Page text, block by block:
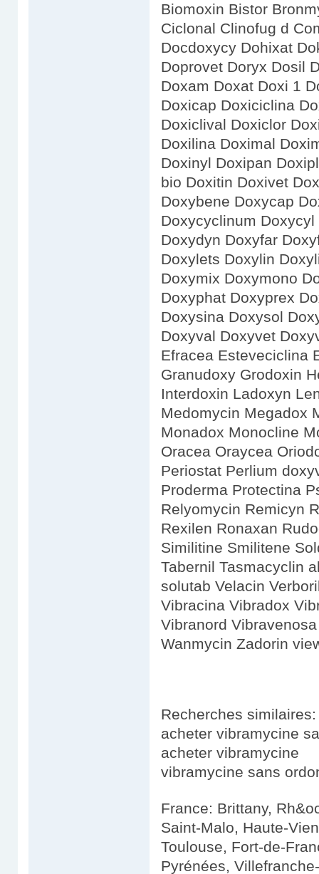
Biomoxin Bistor
Ciclonal Clinofug d
Docdoxycy Dohixat
Doprovet Doryx Dosil
Doxam Doxat Doxi 1
Doxicap Doxiciclina
Doxiclival Doxiclor
Doxilina Doximal
Doxinyl Doxipan
bio Doxitin Doxivet
Doxybene Doxycap
Doxycyclinum
Doxydyn Doxyfar
Doxylets Doxylin
Doxymix Doxymono
Doxyphat Doxyprex
Doxysina Doxysol
Doxyval Doxyvet
Efracea Esteveciclina
Granudoxy Grodoxin
Interdoxin Ladoxyn
Medomycin Megadox
Monadox Monocline
Oracea Oraycea
Periostat Perlium
Proderma Protectina
Relyomycin Remicyn
Rexilen Ronaxan
Similitine Smilitene
Tabernil Tasmacyclin
solutab Velacin
Vibracina Vibradox
Vibranord
Wanmycin Zadorin
Recherches similaires:
acheter vibramycine
acheter vibramycine
vibramycine sans
France: Brittany,
Saint-Malo, Haute-
Toulouse, Fort-de-
Pyrénées,